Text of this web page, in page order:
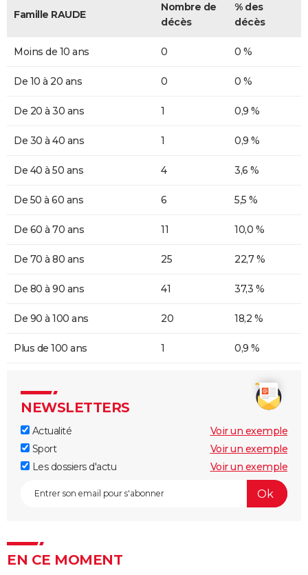
Famille RAUDE
Nombre de
décès
% des
décès
Moins de 10 ans 0 0 %
De 10 à 20 ans 0 0 %
De 20 à 30 ans 1 0,9 %
De 30 à 40 ans 1 0,9 %
De 40 à 50 ans 4 3,6 %
De 50 à 60 ans 6 5,5 %
De 60 à 70 ans 11 10,0 %
De 70 à 80 ans 25 22,7 %
De 80 à 90 ans 41 37,3 %
De 90 à 100 ans 20 18,2 %
Plus de 100 ans 1 0,9 %
NEWSLETTERS
Actualité
Voir un exemple
Sport
Voir un exemple
Les dossiers d'actu
Voir un exemple
EN CE MOMENT